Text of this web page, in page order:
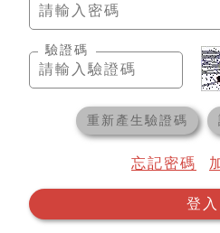
驗證碼
重新產生驗證碼
忘記密碼
登入